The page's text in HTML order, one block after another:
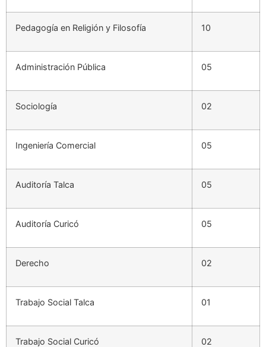
Pedagogía en Religión y Filosofía 10
Administración Pública 05
Sociología 02
Ingeniería Comercial 05
Auditoría Talca 05
Auditoría Curicó 05
Derecho 02
Trabajo Social Talca 01
Trabajo Social Curicó 02